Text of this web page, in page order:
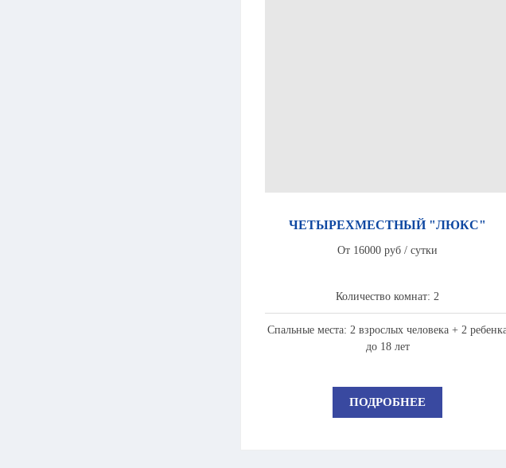
ЧЕТЫРЕХМЕСТНЫЙ "ЛЮКС"
От 16000 руб / сутки
Количество комнат: 2
Спальные места: 2 взрослых человека + 2
до 18 лет
ПОДРОБНЕЕ